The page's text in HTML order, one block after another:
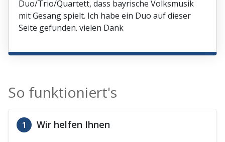
Duo/Trio/Quartett, dass bayrische Volksmusik
mit Gesang spielt. Ich habe ein Duo auf dieser
Seite gefunden. vielen Dank
So funktioniert's
1 Wir helfen Ihnen